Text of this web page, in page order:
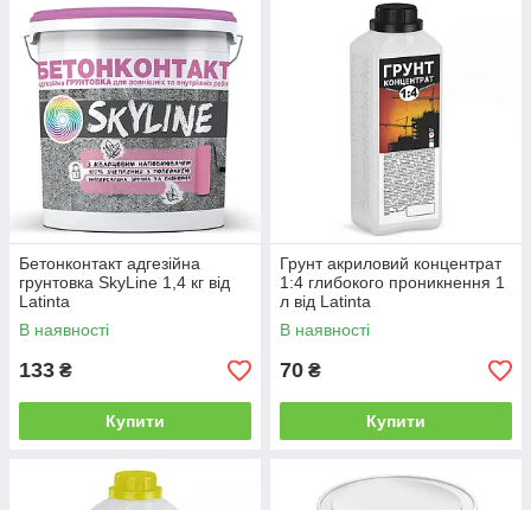
Бетонконтакт адгезійна
грунтовка SkyLine 1,4 кг від
Latinta
В наявності
133 ₴
Купити
Грунт акриловий концентрат
1:4 глибокого проникнення 1
л від Latinta
В наявності
70 ₴
Купити